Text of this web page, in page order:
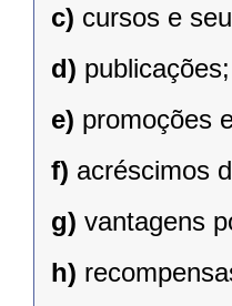
c) cursos e
d) publicações;
e) promoções
f) acréscimos
g) vantagens
h)